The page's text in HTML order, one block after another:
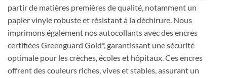
partir de matières premières de qualité, notamment un
papier vinyle robuste et résistant à la déchirure. Nous
imprimons également nos autocollants avec des encres
certifiées Greenguard Gold*, garantissant une sécurité
optimale pour les crèches, écoles et hôpitaux. Ces encres
offrent des couleurs riches, vives et stables, assurant un